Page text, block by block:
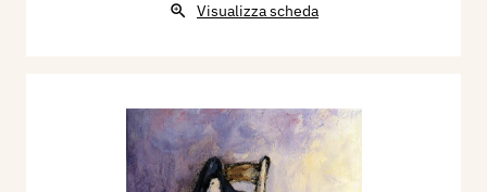
Visualizza scheda